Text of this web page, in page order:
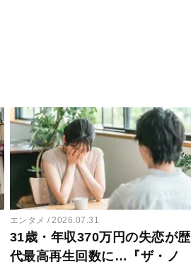
エンタメ 2026.07.31
31歳・年収370万円の失恋が歴
代最高再生回数に…『ザ・ノ